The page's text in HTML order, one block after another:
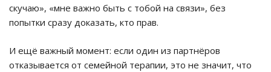
скучаю», «мне важно быть с тобой на связи», без
попытки сразу доказать, кто прав.
И ещё важный момент: если один из партнёров
отказывается от семейной терапии, это не значит, что